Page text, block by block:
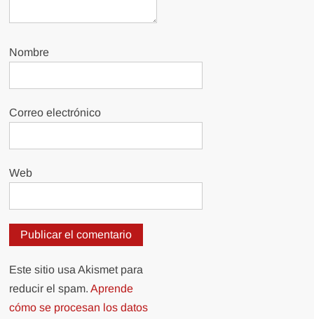
Nombre
Correo electrónico
Web
Este sitio usa Akismet para
reducir el spam.Aprende
cómo se procesan los datos